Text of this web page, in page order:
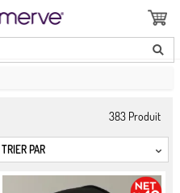
383 Produit